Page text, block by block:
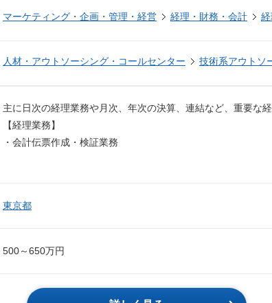
マーケティング・企画・管理・経営 経理・財務・会計
人材・アウトソーシング・コールセンター 技術系アウトソ
主に日次の経理業務や月次、年次の決算、連結など、重要な
【経理業務】
・会計伝票作成・検証業務
東京都
500～650万円